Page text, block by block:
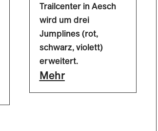
Trailcenter in Aesch
wird um drei
Jumplines (rot,
schwarz, violett)
erweitert.
Mehr